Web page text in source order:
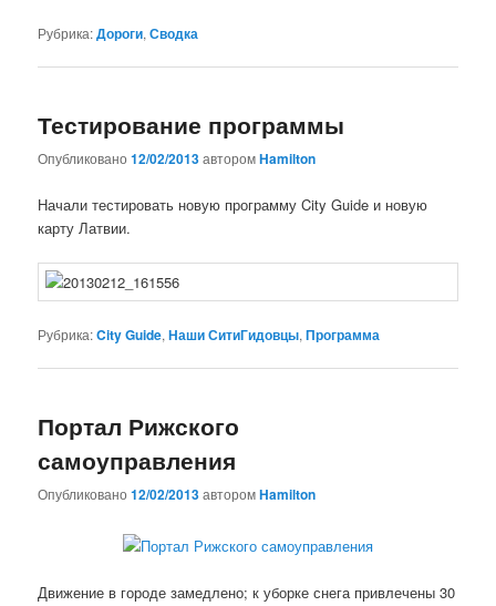
Рубрика:Дороги,Сводка
Тестирование программы
Опубликовано12/02/2013авторомHamilton
Начали тестировать новую программу City Guide и новую
карту Латвии.
Рубрика:City Guide,Наши СитиГидовцы,Программа
Портал Рижского
самоуправления
Опубликовано12/02/2013авторомHamilton
Движение в городе замедлено; к уборке снега привлечены 30